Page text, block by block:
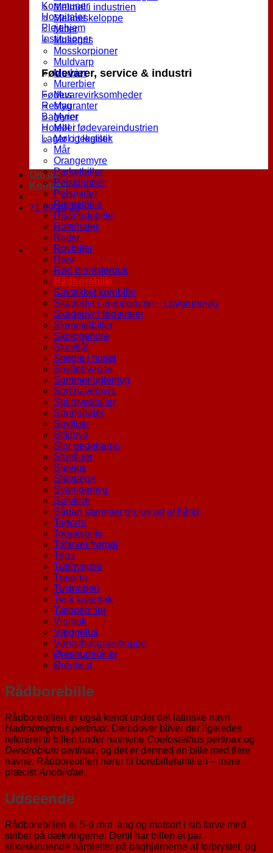
Kommuner
Hospitaler
Plejehjem
Institutioner
Fødevarer, service & industri
Fødevarevirksomheder
Restauranter
Bagerier
Hoteller
Lager og logistik
Om os
Kontakt
71 99 23 23
Melmøl i industrien
Menneskeloppe
Mitter
Mosegris
Mosskorpioner
Muldvarp
Murbier
Murerbier
Mus
Myg
Myrer
Møl i fødevareindustrien
Møl i tekstiler
Mår
Orangemyre
Parketbiller
Pelsklanner
Pelsmider
Rismelbille
Rissnudebille
Rottehaler
Rotter
Rovbiller
Ræv
Rød blomsterbuk
Rådborebille
Savtakket kornbille
Skadedyr i ejendomme – Lovgrundlag
Skadedyr i fødevarer
Skimmelbiller
Skolopendre
Skovflåt
Snegle i huset
Snyltehvepse
Sommerfuglemyg
Sort havemyre
Splintvedbiller
Springhaler
Spyfluer
Stikmyg
Stor gedehams
Stuefluer
Støvlus
Støvtæge
Svampemyg
Sølvkræ
Sådan kæmmer du lus ud af håret
Tagorm
Tobaksbille
Tofarvet frømøl
Trips
Træhvepse
Træorm
Tusindben
Tysk kakerlak
Tæppebiller
Violbuk
Væggelus
Væksthusgræshoppe
Øresnudebiller
Ørentvist
Rådborebille
Rådborebillen er også kendt under det latinske navn
Hadrobregmus pertinax. Derudover bliver der ligeledes
refereret til billen under navnene Coelostethus pertinax og
Dendrobium pertinax, og det er dermed en bille med flere
navne. Rådborebillen hører til borebillefamilien – mere
præcistAnobiidae.
Udseende
Rådborebillen er 5-6 mm lang og matsort i sin farve med
striber på dækvingerne. Dertil har billen et par
silkeskinnende hårpletter på baghjørnerne af forbrystet, og